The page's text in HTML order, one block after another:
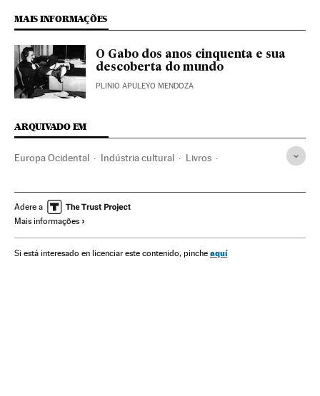
MAIS INFORMAÇÕES
O Gabo dos anos cinquenta e sua
descoberta do mundo
PLINIO APULEYO MENDOZA
ARQUIVADO EM
Europa Ocidental Indústria cultural Livros
Literatura Movimentos culturais
Carmen Balcells
Inglaterra Boom latinoamericano Reino Unido
Adere a
Mais informações
Si está interesado en licenciar este contenido, pinche aquí